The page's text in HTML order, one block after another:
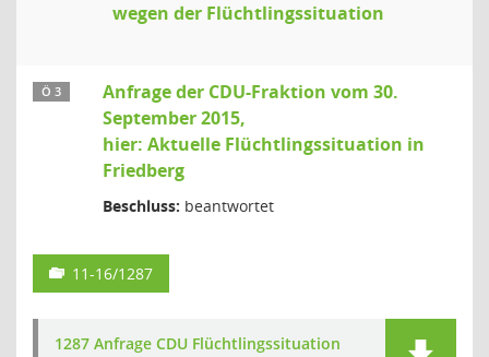
wegen der Flüchtlingssituation
Ö 3
Anfrage der CDU-Fraktion vom 30.
September 2015,
hier: Aktuelle Flüchtlingssituation in
Friedberg
Beschluss: beantwortet
11-16/1287
1287 Anfrage CDU Flüchtlingssituation